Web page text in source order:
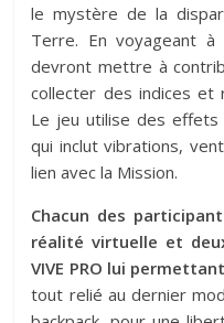
le mystère de la
Terre. En voyageant
devront mettre à
collecter des indices et
Le jeu utilise des effets
qui inclut vibrations,
lien avec la Mission.
Chacun des
réalité virtuelle et
VIVE PRO lui
tout relié au dernier